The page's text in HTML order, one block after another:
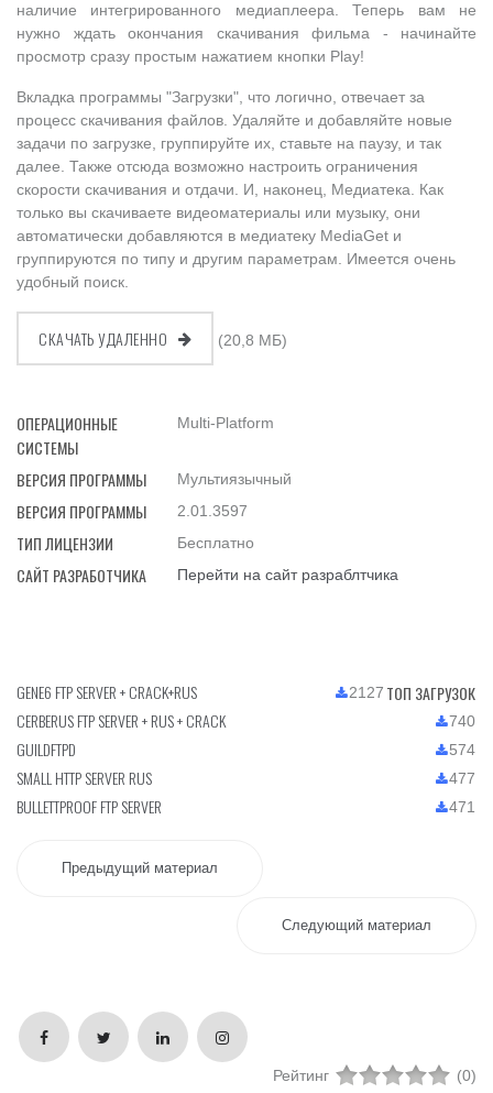
наличие интегрированного медиаплеера. Теперь вам не
нужно ждать окончания скачивания фильма - начинайте
просмотр сразу простым нажатием кнопки Play!
Вкладка программы "Загрузки", что логично, отвечает за
процесс скачивания файлов. Удаляйте и добавляйте новые
задачи по загрузке, группируйте их, ставьте на паузу, и так
далее. Также отсюда возможно настроить ограничения
скорости скачивания и отдачи. И, наконец, Медиатека. Как
только вы скачиваете видеоматериалы или музыку, они
автоматически добавляются в медиатеку MediaGet и
группируются по типу и другим параметрам. Имеется очень
удобный поиск.
СКАЧАТЬ УДАЛЕННО (20,8 МБ)
ОПЕРАЦИОННЫЕ
СИСТЕМЫ
Multi-Platform
ВЕРСИЯ ПРОГРАММЫ Мультиязычный
ВЕРСИЯ ПРОГРАММЫ 2.01.3597
ТИП ЛИЦЕНЗИИ Бесплатно
САЙТ РАЗРАБОТЧИКА Перейти на сайт разраблтчика
ТОП ЗАГРУЗОК
GENE6 FTP SERVER + CRACK+RUS 2127
CERBERUS FTP SERVER + RUS + CRACK 740
GUILDFTPD 574
SMALL HTTP SERVER RUS 477
BULLETTPROOF FTP SERVER 471
Предыдущий материал
Следующий материал
Рейтинг (0)